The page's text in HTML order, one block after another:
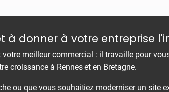
à donner à votre entreprise
votre meilleur commercial : il travaille pour
croissance à Rennes et en Bretagne.
ou que vous souhaitiez moderniser un site